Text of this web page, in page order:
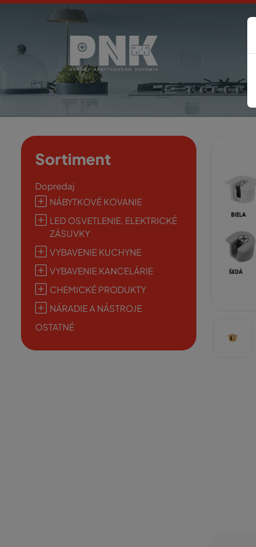
Sortiment
Dopredaj
NÁBYTKOVÉ KOVANIE
LED OSVETLENIE, ELEKTRICKÉ
ZÁSUVKY
VYBAVENIE KUCHYNE
VYBAVENIE KANCELÁRIE
CHEMICKÉ PRODUKTY
NÁRADIE A NÁSTROJE
OSTATNÉ